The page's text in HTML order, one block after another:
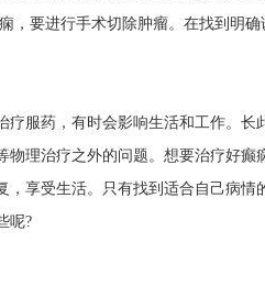
，要进行手术切除肿瘤。在找到明
疗服药，有时会影响生活和工作。长
理治疗之外的问题。想要治疗好癫
享受生活。只有找到适合自己病情
呢?